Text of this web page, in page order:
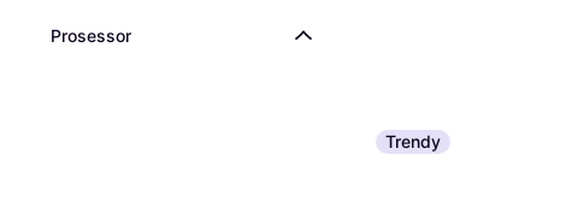
Prosessor
Trendy